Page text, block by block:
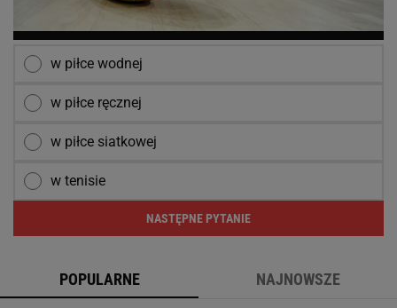
w piłce wodnej
w piłce ręcznej
w piłce siatkowej
w tenisie
NASTĘPNE PYTANIE
POPULARNE NAJNOWSZE